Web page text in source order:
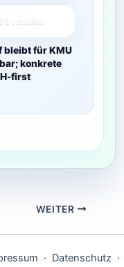
kaufen
bleibt für KMU
konkrete
first
WEITER
· Datenschutz ·